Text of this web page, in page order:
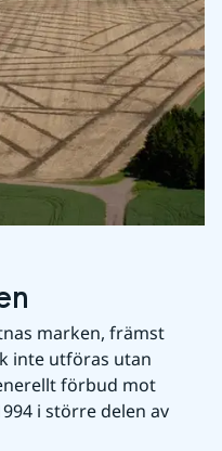
marken, främst
inte utföras utan
förbud mot
i större delen av